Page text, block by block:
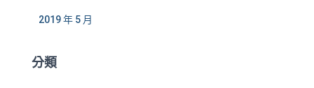
2019 年 5 月
分類